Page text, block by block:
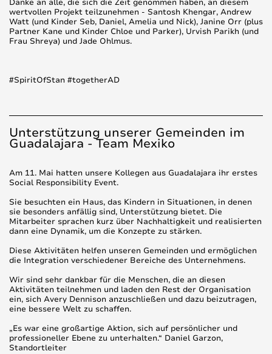
wertvollen Projekt teilzunehmen - Santosh Khengar, Andrew
Watt (und Kinder Seb, Daniel, Amelia und Nick), Janine Orr (plus
Partner Kane und Kinder Chloe und Parker), Urvish Parikh (und
Frau Shreya) und Jade Ohlmus.
#SpiritOfStan #togetherAD
Unterstützung unserer Gemeinden im
Guadalajara - Team Mexiko
Am 11. Mai hatten unsere Kollegen aus Guadalajara ihr erstes
Social Responsibility Event.
Sie besuchten ein Haus, das Kindern in Situationen, in denen
sie besonders anfällig sind, Unterstützung bietet. Die
Mitarbeiter sprachen kurz über Nachhaltigkeit und realisierten
dann eine Dynamik, um die Konzepte zu stärken.
Diese Aktivitäten helfen unseren Gemeinden und ermöglichen
die Integration verschiedener Bereiche des Unternehmens.
Wir sind sehr dankbar für die Menschen, die an diesen
Aktivitäten teilnehmen und laden den Rest der Organisation
ein, sich Avery Dennison anzuschließen und dazu beizutragen,
eine bessere Welt zu schaffen.
„Es war eine großartige Aktion, sich auf persönlicher und
professioneller Ebene zu unterhalten.“ Daniel Garzon,
Standortleiter